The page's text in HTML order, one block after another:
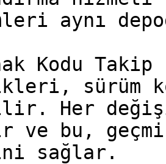
aynı
Kodu Takip
sürüm
Her
ve bu,
sağlar.